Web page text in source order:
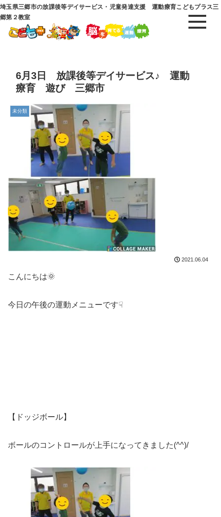
埼玉県三郷市の放課後等デイサービス・児童発達支援 運動療育こどもプラス三
郷第２教室
6月3日 放課後等デイサービス♪ 運動
療育 遊び 三郷市
未分類
2021.06.04
こんにちは🌞
今日の午後の運動メニューです☟
【ドッジボール】
ボールのコントロールが上手になってきました(^^)/